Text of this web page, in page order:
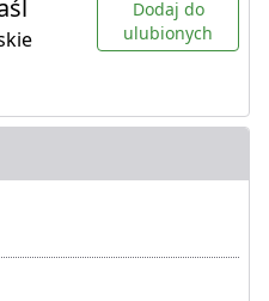
Dodaj do
ulubionych